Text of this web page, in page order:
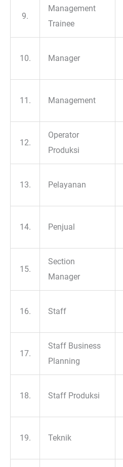
9.
Management
Trainee
10. Manager
11. Management
12.
Operator
Produksi
13. Pelayanan
14. Penjual
15.
Section
Manager
16. Staff
17.
Staff Business
Planning
18. Staff Produksi
19. Teknik